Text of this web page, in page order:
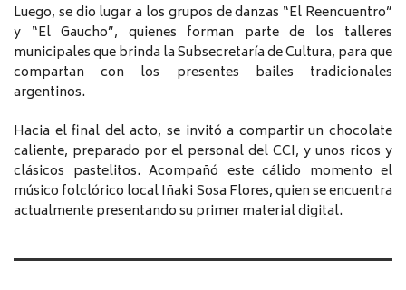
Luego, se dio lugar a los grupos de danzas “El Reencuentro”
y “El Gaucho”, quienes forman parte de los talleres
municipales que brinda la Subsecretaría de Cultura, para que
compartan con los presentes bailes tradicionales
argentinos.
Hacia el final del acto, se invitó a compartir un chocolate
caliente, preparado por el personal del CCI, y unos ricos y
clásicos pastelitos. Acompañó este cálido momento el
músico folclórico local Iñaki Sosa Flores, quien se encuentra
actualmente presentando su primer material digital.